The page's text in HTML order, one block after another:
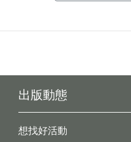
出版動態
想找好活動